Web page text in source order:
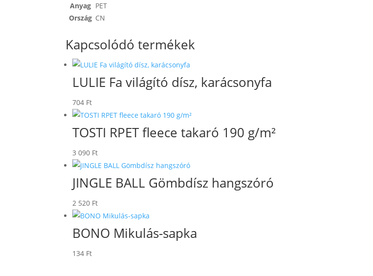
Anyag PET
Ország CN
Kapcsolódó termékek
LULIE Fa világító dísz, karácsonyfa
704 Ft
TOSTI RPET fleece takaró 190 g/m²
3 090 Ft
JINGLE BALL Gömbdísz hangszóró
2 520 Ft
BONO Mikulás-sapka
134 Ft